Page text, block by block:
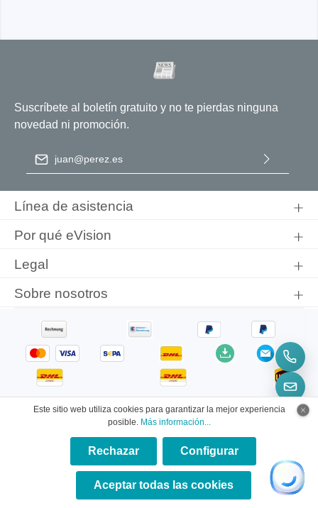
Suscríbete al boletín gratuito y no te pierdas ninguna
novedad ni promoción.
Dirección de correo electrónico
términos y condiciones generales
Línea de asistencia
Por qué eVision
Legal
Sobre nosotros
© 2026 eVision Instruments
* Todos los precios incluyen el IVA más
gastos de envíoy los posibles gastos de envío, si
Este sitio web utiliza cookies para garantizar la mejor experiencia
posible. Más información...
Rechazar Configurar
Aceptar todas las cookies